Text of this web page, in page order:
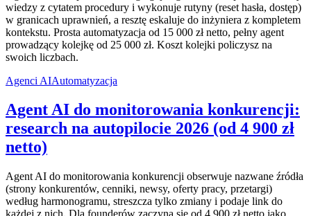
wiedzy z cytatem procedury i wykonuje rutyny (reset hasła, dostęp)
w granicach uprawnień, a resztę eskaluje do inżyniera z kompletem
kontekstu. Prosta automatyzacja od 15 000 zł netto, pełny agent
prowadzący kolejkę od 25 000 zł. Koszt kolejki policzysz na
swoich liczbach.
Agenci AIAutomatyzacja
Agent AI do monitorowania konkurencji:
research na autopilocie 2026 (od 4 900 zł
netto)
Agent AI do monitorowania konkurencji obserwuje nazwane źródła
(strony konkurentów, cenniki, newsy, oferty pracy, przetargi)
według harmonogramu, streszcza tylko zmiany i podaje link do